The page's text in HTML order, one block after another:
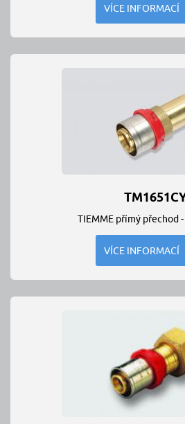
VÍCE INFORMACÍ
TIEMME přímý přechod
VÍCE INFORMACÍ